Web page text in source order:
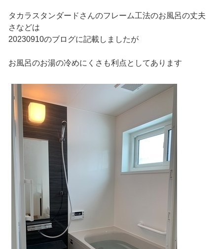
タカラスタンダードさんのフレーム工法のお風呂の丈夫
さなどは
20230910のブログに記載しましたが
お風呂のお湯の冷めにくさも利点としてあります